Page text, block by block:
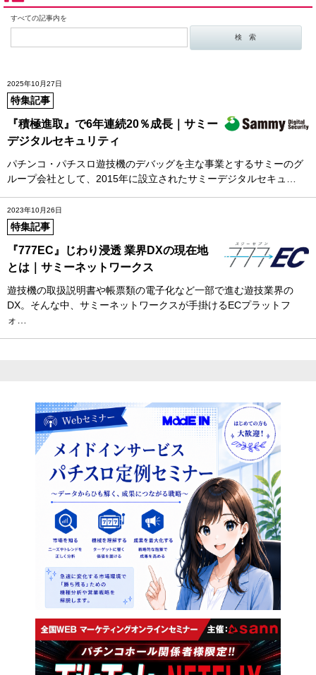
すべての記事内を
2025年10月27日
特集記事
『積極進取』で6年連続20％成長｜サミー
デジタルセキュリティ
パチンコ・パチスロ遊技機のデバッグを主な事業とするサミーのグ
ループ会社として、2015年に設立されたサミーデジタルセキュ…
2023年10月26日
特集記事
『777EC』じわり浸透 業界DXの現在地
とは｜サミーネットワークス
遊技機の取扱説明書や帳票類の電子化など一部で進む遊技業界の
DX。そんな中、サミーネットワークスが手掛けるECプラットフ
ォ…